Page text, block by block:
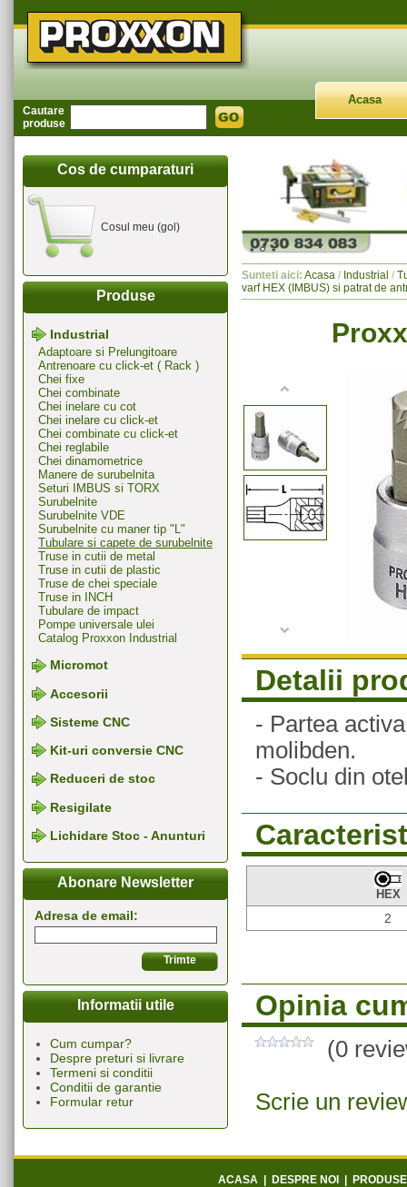
Cautare
produse
Acasa
Cos de cumparaturi
Cosul meu (gol)
Produse
Industrial
Adaptoare si Prelungitoare
Antrenoare cu click-et ( Rack )
Chei fixe
Chei combinate
Chei inelare cu cot
Chei inelare cu click-et
Chei combinate cu click-et
Chei reglabile
Chei dinamometrice
Manere de surubelnita
Seturi IMBUS si TORX
Surubelnite
Surubelnite VDE
Surubelnite cu maner tip "L"
Tubulare si capete de surubelnite
Truse in cutii de metal
Truse in cutii de plastic
Truse de chei speciale
Truse in INCH
Tubulare de impact
Pompe universale ulei
Catalog Proxxon Industrial
Micromot
Accesorii
Sisteme CNC
Kit-uri conversie CNC
Reduceri de stoc
Resigilate
Lichidare Stoc - Anunturi
Abonare Newsletter
Adresa de email:
Informatii utile
Cum cumpar?
Despre preturi si livrare
Termeni si conditii
Conditii de garantie
Formular retur
Sunteti aici: Acasa / Industrial /
varf HEX (IMBUS) si patrat de
Detalii
- Partea
molibden.
- Soclu din
HEX
2
Opinia
(0
Scrie un
ACASA DESPRE NOI